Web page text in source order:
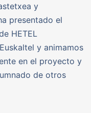
y
presentado el
HETEL
y animamos
en el proyecto y
de otros